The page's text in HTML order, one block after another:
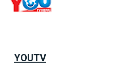
YOUTV